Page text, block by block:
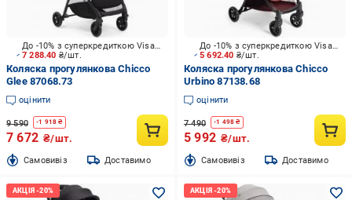
7 288.40 ₴/шт.
До -10% з суперкредиткою Visa Вигода
Коляска прогулянкова Chicco
Glee 87068.73
оцінити
9 590 -1 918 ₴
7 672 ₴/шт.
Cамовивіз Доставимо
5 692.40 ₴/шт.
До -10% з суперкредиткою Visa Вигода
Коляска прогулянкова Chicco
Urbino 87138.68
оцінити
7 490 -1 498 ₴
5 992 ₴/шт.
Cамовивіз Доставимо